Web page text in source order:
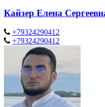
Кайзер Елена
+79324290412
+79324290412